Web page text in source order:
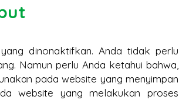
dinonaktifkan. Anda tidak perlu
Namun perlu Anda ketahui bahwa,
pada website yang menyimpan
website yang melakukan proses